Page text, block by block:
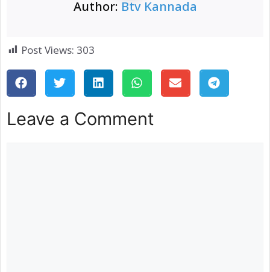
Author: Btv Kannada
Post Views: 303
Leave a Comment